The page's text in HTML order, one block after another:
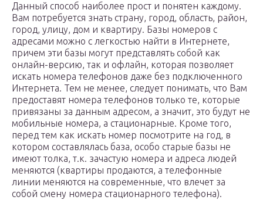
Данный способ наиболее прост и понятен каждому.
Вам потребуется знать страну, город, область, район,
город, улицу, дом и квартиру. Базы номеров с
адресами можно с легкостью найти в Интернете,
причем эти базы могут представлять собой как
онлайн-версию, так и офлайн, которая позволяет
искать номера телефонов даже без подключенного
Интернета. Тем не менее, следует понимать, что Вам
предоставят номера телефонов только те, которые
привязаны за данным адресом, а значит, это будут не
мобильные номера, а стационарные. Кроме того,
перед тем как искать номер посмотрите на год, в
котором составлялась база, особо старые базы не
имеют толка, т.к. зачастую номера и адреса людей
меняются (квартиры продаются, а телефонные
линии меняются на современные, что влечет за
собой смену номера стационарного телефона).